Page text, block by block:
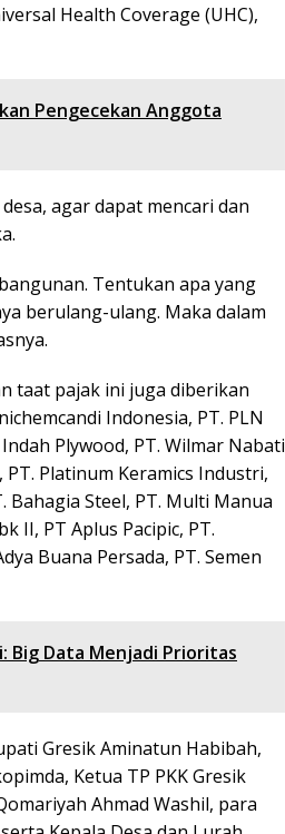
Health Coverage (UHC),
Pengecekan Anggota
agar dapat mencari dan
Tentukan apa yang
berulang-ulang. Maka dalam
taat pajak ini juga diberikan
Indonesia, PT. PLN
Plywood, PT. Wilmar Nabati
Platinum Keramics Industri,
Bahagia Steel, PT. Multi Manua
II, PT Aplus Pacipic, PT.
Buana Persada, PT. Semen
Big Data Menjadi Prioritas
Gresik Aminatun Habibah,
Ketua TP PKK Gresik
Ahmad Washil, para